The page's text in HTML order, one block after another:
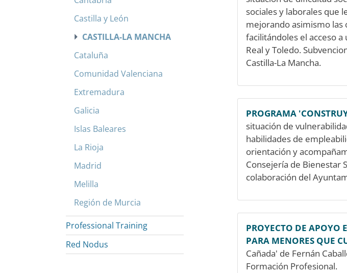
sociales y laborales que
mejorando asimismo las
facilitándoles el acceso
Real y Toledo.
Castilla-La Mancha.
PROGRAMA
situación de
habilidades de
orientación y
Consejería de Bienestar
colaboración del
PROYECTO DE APOYO
PARA MENORES QUE
Cañada' de Fernán
Formación Profesional.
Castilla y León
CASTILLA-LA MANCHA
Cataluña
Comunidad Valenciana
Extremadura
Galicia
Islas Baleares
La Rioja
Madrid
Melilla
Región de Murcia
Professional Training
Red Nodus